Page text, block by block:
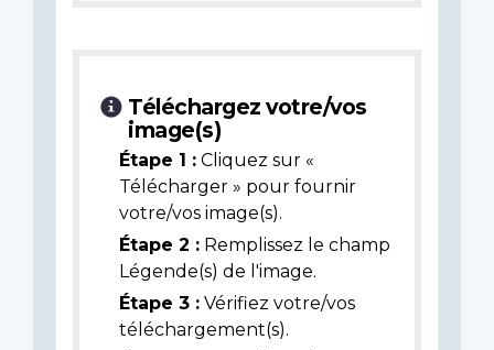
Téléchargez votre/vos
image(s)
Étape 1 : Cliquez sur «
Télécharger » pour fournir
votre/vos image(s).
Étape 2 : Remplissez le champ
Légende(s) de l'image.
Étape 3 : Vérifiez votre/vos
téléchargement(s).